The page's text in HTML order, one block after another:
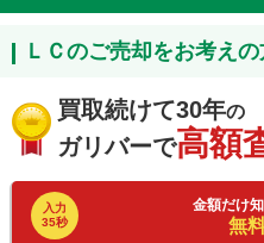
ＬＣのご売却をお考え
買取続けて30年の
ガリバーで高額
入力
35秒
金額だけ
無